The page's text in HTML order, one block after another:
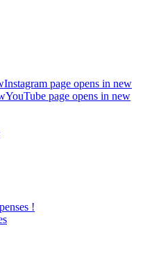
Instagram page opens in new
YouTube page opens in new
!